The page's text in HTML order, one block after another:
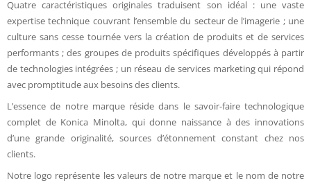
Quatre caractéristiques originales traduisent son idéal : une vaste
expertise technique couvrant l’ensemble du secteur de l’imagerie ; une
culture sans cesse tournée vers la création de produits et de services
performants ; des groupes de produits spécifiques développés à partir
de technologies intégrées ; un réseau de services marketing qui répond
avec promptitude aux besoins des clients.
L’essence de notre marque réside dans le savoir-faire technologique
complet de Konica Minolta, qui donne naissance à des innovations
d’une grande originalité, sources d’étonnement constant chez nos
clients.
Notre logo représente les valeurs de notre marque et le nom de notre